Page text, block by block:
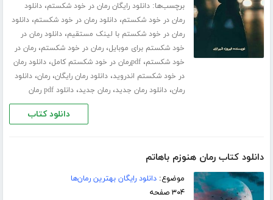
برچسب‌ها:دانلود رایگان رمان در خود شکستم،دانلود
رمان در خود شکستم،دانلود رمان در خود شکستم،دانلود
رمان در خود شکستم با لینک مستقیم،دانلود رمان در
خود شکستم برای موبایل،رمان در خود شکستم،رمان در
خود شکستم،pdfرمان در خود شکستم کامل ،دانلود رمان
در خود شکستم اندروید،دانلود رمان رایگان،رمان،دانلود
رمان،دانلود رمان جدید،رمان جدید،دانلود pdf رمان
دانلود کتاب
دانلود کتاب رمان هنوزم باهاتم
موضوع:دانلود رایگان بهترین رمان‌ها
۳۰۴ صفحه